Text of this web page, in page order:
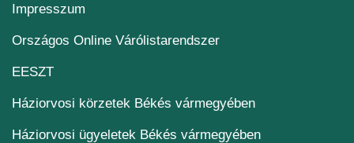
Impresszum
Országos Online Várólistarendszer(új ablakban nyílik
EESZT(új ablakban nyílik meg)
Háziorvosi körzetek Békés vármegyében
Háziorvosi ügyeletek Békés vármegyében